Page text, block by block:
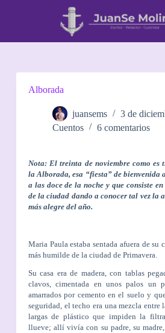
t
Alborada
juansems
3 de
Cuentos
6 comentarios
Nota: El treinta de noviembre como es
la Alborada, esa “fiesta” de bienvenida
a las doce de la noche y que consiste
de la ciudad dando a conocer tal vez la
más alegre del año.
Maria Paula estaba sentada afuera de su
más humilde de la ciudad de Primavera.
Su casa era de madera, con tablas
clavos, cimentada en unos palos un
amarrados por cemento en el suelo y
seguridad, el techo era una mezcla entre
largas de plástico que impiden la
llueve; allí vivía con su padre, su